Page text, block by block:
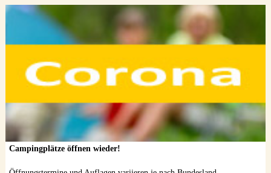
Campingplätze öffnen wieder!